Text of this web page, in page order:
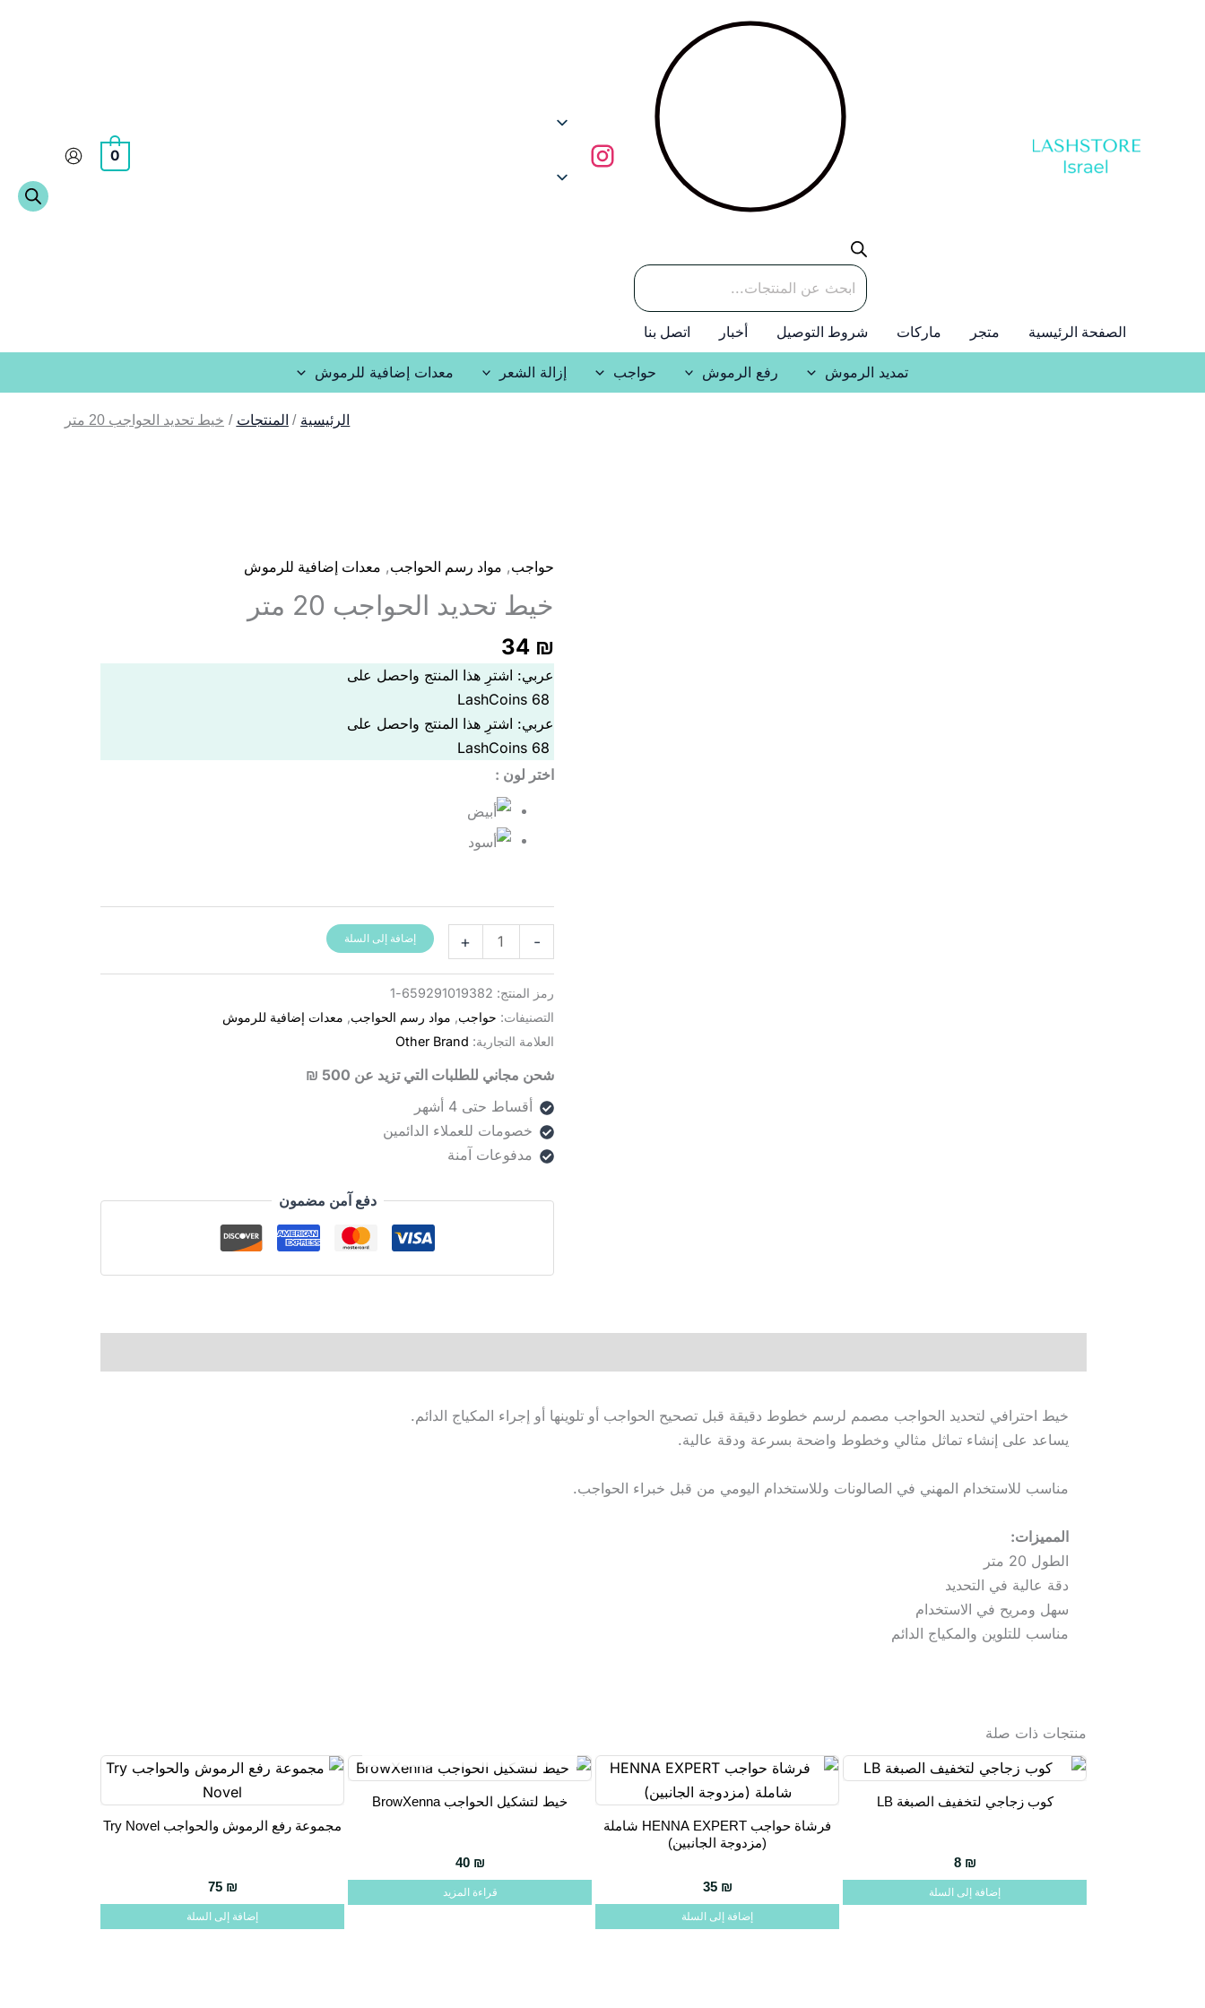
Products
search
0
الصفحة الرئيسية متجر ماركات شروط التوصيل أخبار اتصل بنا
تمديد الرموش رفع الرموش حواجب إزالة الشعر معدات إضافية للرموش
الرئيسية المنتجات خيط تحديد الحواجب 20 متر
حواجب, مواد رسم الحواجب, معدات إضافية للرموش
خيط تحديد الحواجب 20 متر
34 ₪
عربي: اشترِ هذا المنتج واحصل على
68
عربي: اشترِ هذا المنتج واحصل على
68
اختر لون
-
+ إضافة إلى السلة
رمز المنتج: 659291019382-1
التصنيفات: حواجب, مواد رسم الحواجب, معدات إضافية للرموش
العلامة التجارية: Other Brand
شحن مجاني للطلبات التي تزيد عن 500 ₪
أقساط حتى 4 أشهر
خصومات للعملاء الدائمين
مدفوعات آمنة
دفع آمن مضمون
خيط احترافي لتحديد الحواجب مصمم لرسم خطوط دقيقة قبل تصحيح الحواجب أو تلوينها أو إجراء المكياج الدائم.
يساعد على إنشاء تماثل مثالي وخطوط واضحة بسرعة ودقة عالية.
مناسب للاستخدام المهني في الصالونات وللاستخدام اليومي من قبل خبراء الحواجب.
المميزات:
الطول 20 متر
دقة عالية في التحديد
سهل ومريح في الاستخدام
مناسب للتلوين والمكياج الدائم
منتجات ذات صلة
كوب زجاجي لتخفيف الصبغة LB
8 ₪
إضافة إلى السلة
فرشاة حواجب HENNA EXPERT شاملة
(مزدوجة الجانبين)
35 ₪
إضافة إلى السلة
خيط لتشكيل الحواجب BrowXenna
40 ₪
قراءة المزيد
مجموعة رفع الرموش والحواجب Try Novel
75 ₪
إضافة إلى السلة